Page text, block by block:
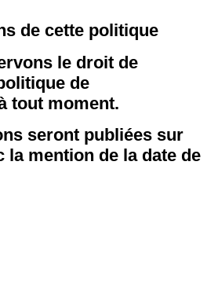
de cette politique
le droit de
de
tout moment.
seront publiées sur
la mention de la date de